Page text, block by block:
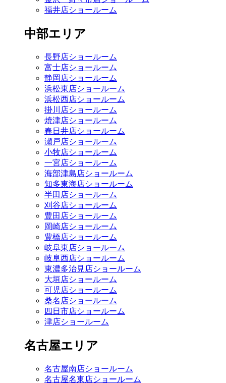
福井店ショールーム
中部エリア
長野店ショールーム
富士店ショールーム
静岡店ショールーム
浜松東店ショールーム
浜松西店ショールーム
掛川店ショールーム
焼津店ショールーム
春日井店ショールーム
瀬戸店ショールーム
小牧店ショールーム
一宮店ショールーム
海部津島店ショールーム
知多東海店ショールーム
半田店ショールーム
刈谷店ショールーム
豊田店ショールーム
岡崎店ショールーム
豊橋店ショールーム
岐阜東店ショールーム
岐阜西店ショールーム
東濃多治見店ショールーム
大垣店ショールーム
可児店ショールーム
桑名店ショールーム
四日市店ショールーム
津店ショールーム
名古屋エリア
名古屋南店ショールーム
名古屋名東店ショールーム